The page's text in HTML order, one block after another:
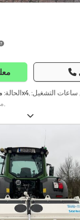
الحالة:4x4 , ساعات التشغيل:
,,